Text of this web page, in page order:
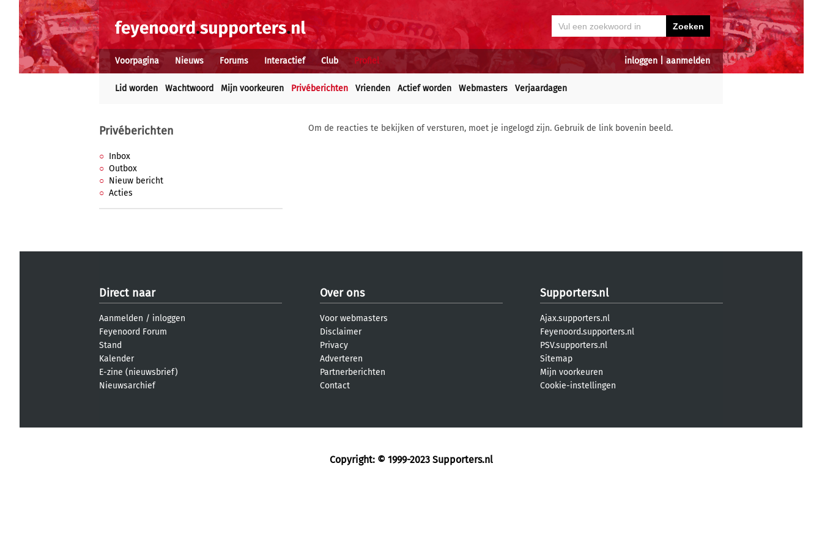
inloggen aanmelden
Voorpagina Nieuws Forums Interactief Club Profiel
Lid worden Wachtwoord Mijn voorkeuren Privéberichten Vrienden Actief worden Webmasters Verjaardagen
Privéberichten
Inbox
Outbox
Nieuw bericht
Acties
Om de reacties te bekijken of versturen, moet je ingelogd zijn. Gebruik de link bovenin beeld.
Direct naar
Aanmelden / inloggen
Feyenoord Forum
Stand
Kalender
E-zine (nieuwsbrief)
Nieuwsarchief
Over ons
Voor webmasters
Disclaimer
Privacy
Adverteren
Partnerberichten
Contact
Supporters.nl
Ajax.supporters.nl
Feyenoord.supporters.nl
PSV.supporters.nl
Sitemap
Mijn voorkeuren
Cookie-instellingen
Copyright: © 1999-2023 Supporters.nl